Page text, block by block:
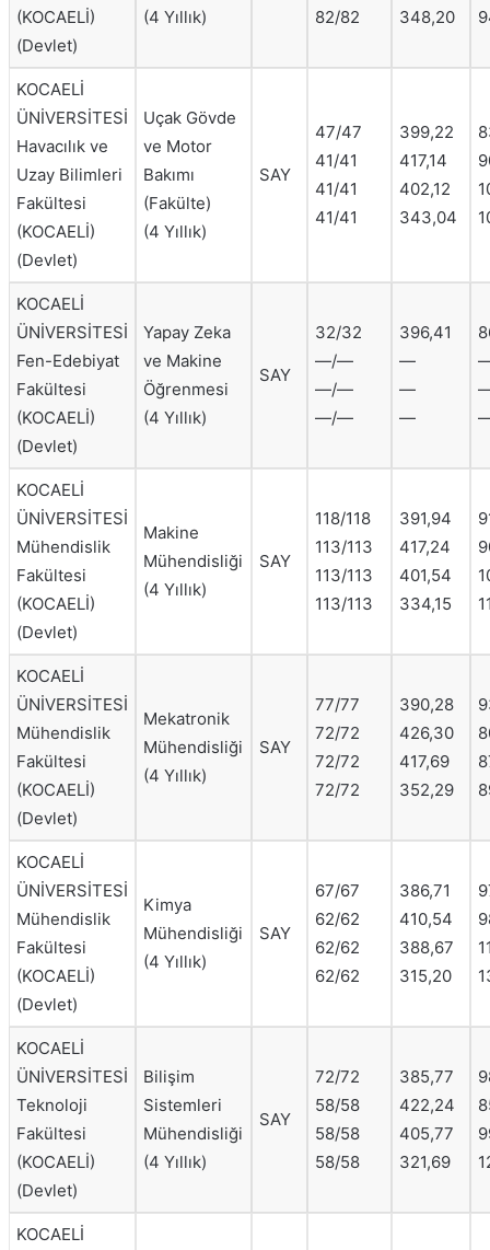
(KOCAELİ)
(Devlet)
(4 Yıllık)
82/82
348,20
KOCAELİ
ÜNİVERSİTESİ
Havacılık ve
Uzay Bilimleri
Fakültesi
(KOCAELİ)
(Devlet)
Uçak Gövde
ve Motor
Bakımı
(Fakülte)
(4 Yıllık)
SAY
47/47
41/41
41/41
41/41
399,22
417,14
402,12
343,04
KOCAELİ
ÜNİVERSİTESİ
Fen-Edebiyat
Fakültesi
(KOCAELİ)
(Devlet)
Yapay Zeka
ve Makine
Öğrenmesi
(4 Yıllık)
SAY
32/32
—/—
—/—
—/—
396,41
—
—
—
KOCAELİ
ÜNİVERSİTESİ
Mühendislik
Fakültesi
(KOCAELİ)
(Devlet)
Makine
Mühendisliği
(4 Yıllık)
SAY
118/118
113/113
113/113
113/113
391,94
417,24
401,54
334,15
KOCAELİ
ÜNİVERSİTESİ
Mühendislik
Fakültesi
(KOCAELİ)
(Devlet)
Mekatronik
Mühendisliği
(4 Yıllık)
SAY
77/77
72/72
72/72
72/72
390,28
426,30
417,69
352,29
KOCAELİ
ÜNİVERSİTESİ
Mühendislik
Fakültesi
(KOCAELİ)
(Devlet)
Kimya
Mühendisliği
(4 Yıllık)
SAY
67/67
62/62
62/62
62/62
386,71
410,54
388,67
315,20
KOCAELİ
ÜNİVERSİTESİ
Teknoloji
Fakültesi
(KOCAELİ)
(Devlet)
Bilişim
Sistemleri
Mühendisliği
(4 Yıllık)
SAY
72/72
58/58
58/58
58/58
385,77
422,24
405,77
321,69
KOCAELİ